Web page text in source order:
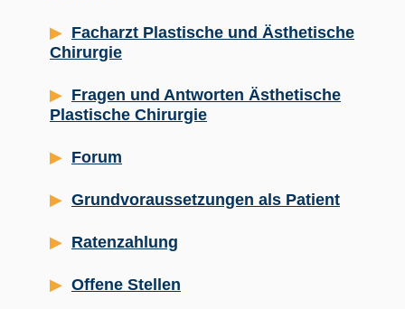
Facharzt Plastische und Ästhetische
Chirurgie
Fragen und Antworten Ästhetische
Plastische Chirurgie
Forum
Grundvoraussetzungen als Patient
Ratenzahlung
Offene Stellen